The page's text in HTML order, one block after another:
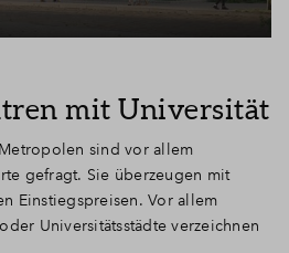
mit Universität
sind vor allem
gefragt. Sie überzeugen mit
Einstiegspreisen. Vor allem
Universitätsstädte verzeichnen